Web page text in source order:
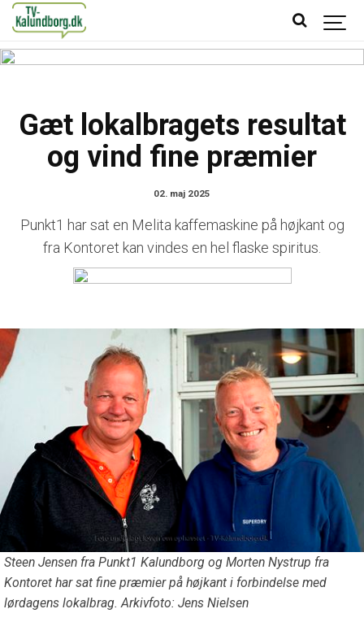
Gæt lokalbragets resultat
og vind fine præmier
02. maj 2025
Punkt1 har sat en Melita kaffemaskine på højkant og
fra Kontoret kan vindes en hel flaske spiritus.
Steen Jensen fra Punkt1 Kalundborg og Morten Nystrup fra
Kontoret har sat fine præmier på højkant i forbindelse med
lørdagens lokalbrag. Arkivfoto: Jens Nielsen